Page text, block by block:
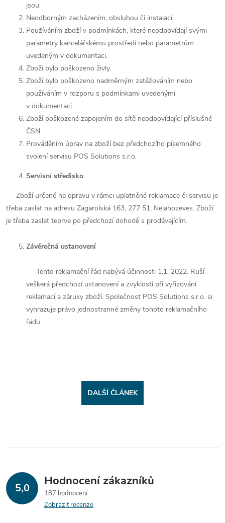
jsou.
Neodborným zacházením, obsluhou či instalací.
Používáním zboží v podmínkách, které neodpovídají svými
parametry kancelářskému prostředí nebo parametrům
uvedeným v dokumentaci.
Zboží bylo poškozeno živly.
Zboží bylo poškozeno nadměrným zatěžováním nebo
používáním v rozporu s podmínkami uvedenými
v dokumentaci.
Zboží poškozené zapojením do sítě neodpovídající příslušné
ČSN.
Prováděním úprav na zboží bez předchozího písemného
svolení servisu POS Solutions s.r.o.
Servisní středisko
Zboží určené na opravu v rámci uplatněné reklamace či servisu je
třeba zaslat na adresu Zagarolská 163, 277 51, Nelahozeves. Zboží
je třeba zaslat teprve po předchozí dohodě s prodávajícím.
Závěrečná ustanovení
Tento reklamační řád nabývá účinnosti 1.1. 2022. Ruší
veškerá předchozí ustanovení a zvyklosti při vyřizování
reklamací a záruky zboží. Společnost POS Solutions s.r.o. si
vyhrazuje právo jednostranné změny tohoto reklamačního
řádu.
DALŠÍ ČLÁNEK
5,0 Hodnocení zákazníků
187 hodnocení
Zobrazit recenze